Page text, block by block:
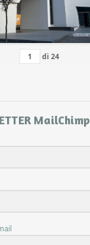
di 24
MailChimp